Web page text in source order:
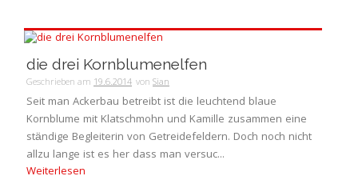
die drei Kornblumenelfen
Geschrieben am 19.6.2014 von Sian
Seit man Ackerbau betreibt ist die leuchtend blaue
Kornblume mit Klatschmohn und Kamille zusammen eine
ständige Begleiterin von Getreidefeldern. Doch noch nicht
allzu lange ist es her dass man versuc...
Weiterlesen